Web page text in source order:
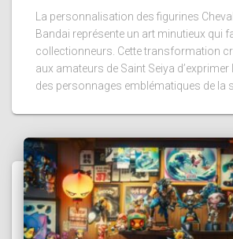
La personnalisation des figurines
Bandai représente un art minutieux qui
collectionneurs. Cette transformation
aux amateurs de Saint Seiya
des personnages emblématiques de la